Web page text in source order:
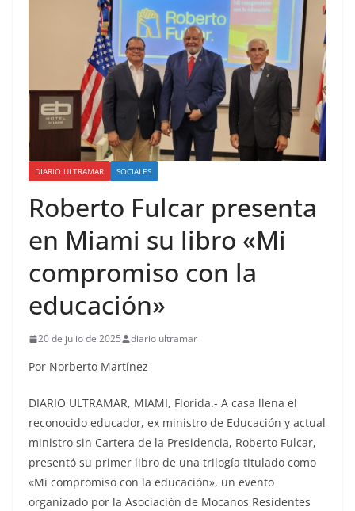
de forma remota el
lanzamiento del Instituto del
Futuro
Hoy está de fiesta de
cumpleaños la Licda. Charina
Martínez Hurtado
DIARIO ULTRAMAR SOCIALES
Roberto Fulcar presenta
en Miami su libro «Mi
compromiso con la
educación»
20 de julio de 2025 diario ultramar
Por Norberto Martínez
DIARIO ULTRAMAR, MIAMI, Florida.- A casa llena el
reconocido educador, ex ministro de Educación y actual
ministro sin Cartera de la Presidencia, Roberto Fulcar,
presentó su primer libro de una trilogía titulado como
«Mi compromiso con la educación», un evento
organizado por la Asociación de Mocanos Residentes